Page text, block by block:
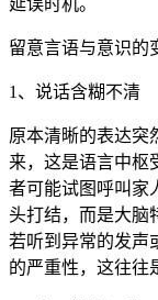
留意言语与意识的
1、说话含糊不清
原本清晰的表达突
来，这是语言中枢
者可能试图呼叫家
头打结，而是大脑
若听到异常的发声
的严重性，这往往